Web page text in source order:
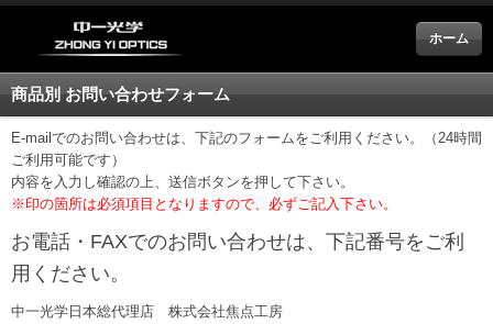
ホーム
商品別 お問い合わせフォーム
E-mailでのお問い合わせは、下記のフォームをご利用ください。（24時間
ご利用可能です）
内容を入力し確認の上、送信ボタンを押して下さい。
※印の箇所は必須項目となりますので、必ずご記入下さい。
お電話・FAXでのお問い合わせは、下記番号をご利
用ください。
中一光学日本総代理店 株式会社焦点工房